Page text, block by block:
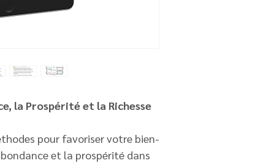
la Prospérité et la Richesse
pour favoriser votre bien-
et la prospérité dans